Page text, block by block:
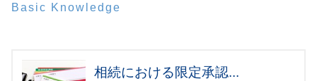
Basic Knowledge
相続における限定承認...